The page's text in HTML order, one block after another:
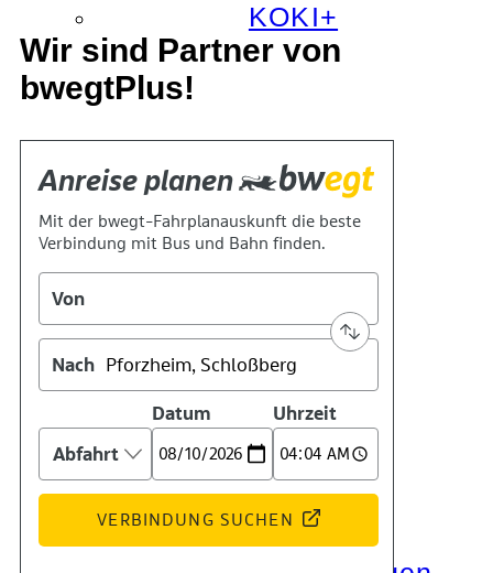
KOKI+
Das Team
Wir sind Partner von
bwegtPlus!